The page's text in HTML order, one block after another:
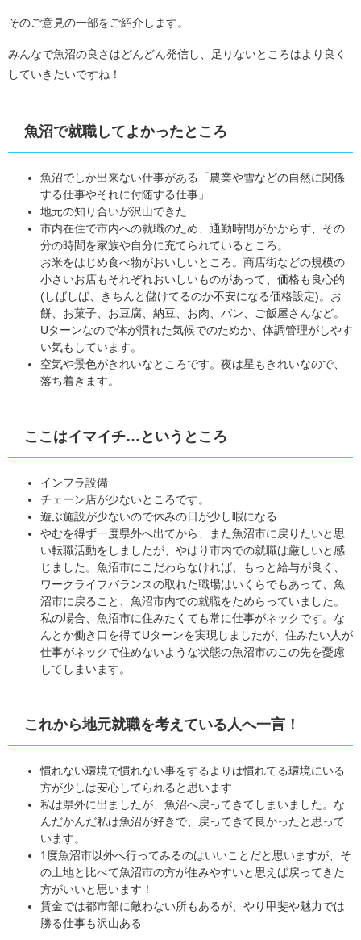
そのご意見の一部をご紹介します。
みんなで魚沼の良さはどんどん発信し、足りないところはより良く
していきたいですね！
魚沼で就職してよかったところ
魚沼でしか出来ない仕事がある「農業や雪などの自然に関係
する仕事やそれに付随する仕事」
地元の知り合いが沢山できた
市内在住で市内への就職のため、通勤時間がかからず、その
分の時間を家族や自分に充てられているところ。
お米をはじめ食べ物がおいしいところ。商店街などの規模の
小さいお店もそれぞれおいしいものがあって、価格も良心的
(しばしば、きちんと儲けてるのか不安になる価格設定)。お
餅、お菓子、お豆腐、納豆、お肉、パン、ご飯屋さんなど。
Uターンなので体が慣れた気候でのためか、体調管理がしやす
い気もしています。
空気や景色がきれいなところです。夜は星もきれいなので、
落ち着きます。
ここはイマイチ…というところ
インフラ設備
チェーン店が少ないところです。
遊ぶ施設が少ないので休みの日が少し暇になる
やむを得ず一度県外へ出てから、また魚沼市に戻りたいと思
い転職活動をしましたが、やはり市内での就職は厳しいと感
じました。魚沼市にこだわらなければ、もっと給与が良く、
ワークライフバランスの取れた職場はいくらでもあって、魚
沼市に戻ること、魚沼市内での就職をためらっていました。
私の場合、魚沼市に住みたくても常に仕事がネックです。な
んとか働き口を得てUターンを実現しましたが、住みたい人が
仕事がネックで住めないような状態の魚沼市のこの先を憂慮
してしまいます。
これから地元就職を考えている人へ一言！
慣れない環境で慣れない事をするよりは慣れてる環境にいる
方が少しは安心してられると思います
私は県外に出ましたが、魚沼へ戻ってきてしまいました。な
んだかんだ私は魚沼が好きで、戻ってきて良かったと思って
います。
1度魚沼市以外へ行ってみるのはいいことだと思いますが、そ
の土地と比べて魚沼市の方が住みやすいと思えば戻ってきた
方がいいと思います！
賃金では都市部に敵わない所もあるが、やり甲斐や魅力では
勝る仕事も沢山ある